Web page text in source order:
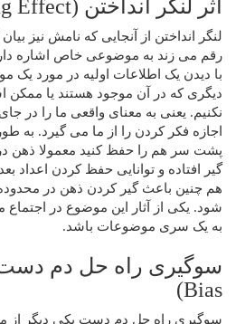
اثر لنگر انداختن (Anchoring Effect)
لنگر انداختن از آنجایی که نامش نیز
رقم می زند به موضوعی خاص اشاره
با دیدن یک اطلاعات اولیه در مورد یک
دیگری که در آن موجود هستند یا ممکن
نکنیم. یعنی به معنای واقعی ما را در
پشت سر هم را حفظ کنید معمولا ذهن
گیر افتاده و توانایی حفظ کردن اعداد
هم چنین باعث گیر کردن ذهن در
شود. یکی از آثار این موضوع در اجتماع
به یک سری موضوعات باشد.
Bias)
سوگیری راه حل دم دست یکی دیگر از